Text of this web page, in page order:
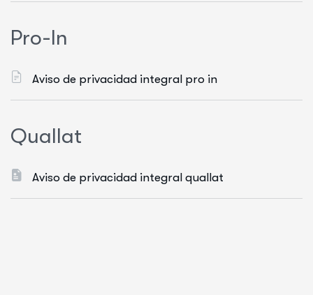
Pro-In
Aviso de privacidad integral pro in
Quallat
Aviso de privacidad integral quallat